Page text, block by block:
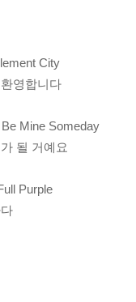
City
영합니다
Mine Someday
될 거예요
Purple